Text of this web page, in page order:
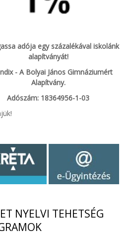
adója egy százalékával iskolánk
alapítványát!
- A Bolyai János Gimnáziumért
Alapítvány.
Adószám: 18364956-1-03
NYELVI TEHETSÉG